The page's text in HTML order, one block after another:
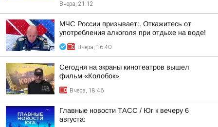
Вчера, 21:12
МЧС России призывает:. Откажитесь от
употребления алкоголя при отдыхе на воде!
Вчера, 16:40
Сегодня на экраны кинотеатров вышел
фильм «Колобок»
Вчера, 18:46
Главные новости ТАСС / Юг к вечеру 6
августа: